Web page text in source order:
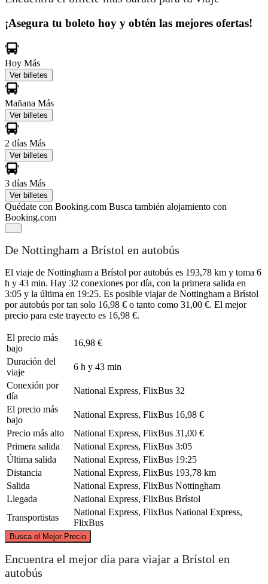
¡Asegura tu boleto hoy y obtén las mejores ofertas!
Hoy Más
Ver billetes
Mañana Más
Ver billetes
2 días Más
Ver billetes
3 días Más
Ver billetes
Quédate con Booking.com Busca también alojamiento con
Booking.com
De Nottingham a Brístol en autobús
El viaje de Nottingham a Brístol por autobús es 193,78 km y toma 6
h y 43 min. Hay 32 conexiones por día, con la primera salida en
3:05 y la última en 19:25. Es posible viajar de Nottingham a Brístol
por autobús por tan solo 16,98 € o tanto como 31,00 €. El mejor
precio para este trayecto es 16,98 €.
El precio más
bajo
16,98 €
Duración del
viaje
6 h y 43 min
Conexión por
día
National Express, FlixBus 32
El precio más
bajo
National Express, FlixBus 16,98 €
Precio más alto
National Express, FlixBus 31,00 €
Primera salida
National Express, FlixBus 3:05
Última salida
National Express, FlixBus 19:25
Distancia
National Express, FlixBus 193,78 km
Salida
National Express, FlixBus Nottingham
Llegada
National Express, FlixBus Brístol
Transportistas
National Express, FlixBus National Express,
FlixBus
Busca el Mejor Precio
Encuentra el mejor día para viajar a Brístol en
autobús